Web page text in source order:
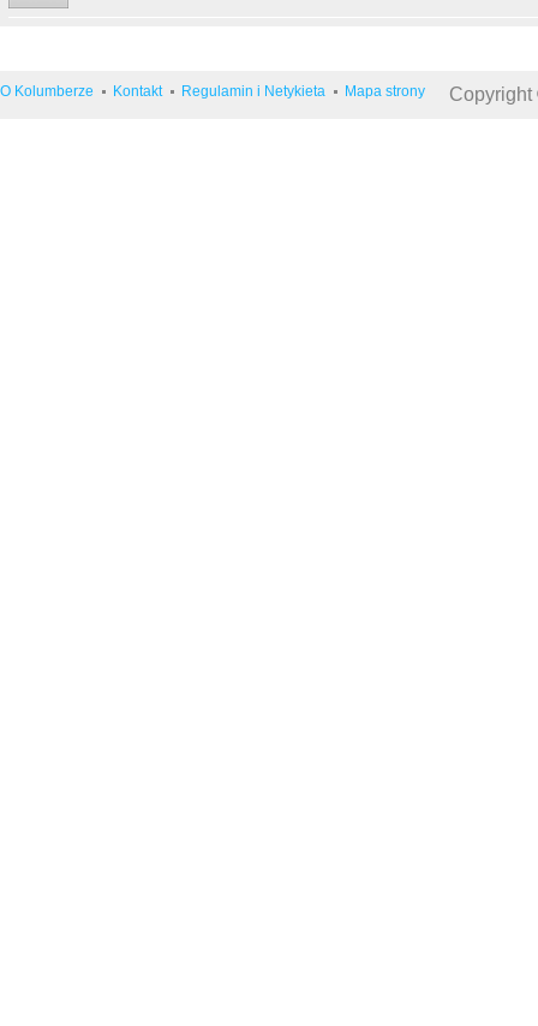
O Kolumberze Kontakt Regulamin i Netykieta Mapa strony